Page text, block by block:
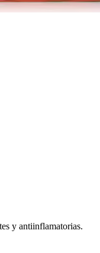
y antiinflamatorias.